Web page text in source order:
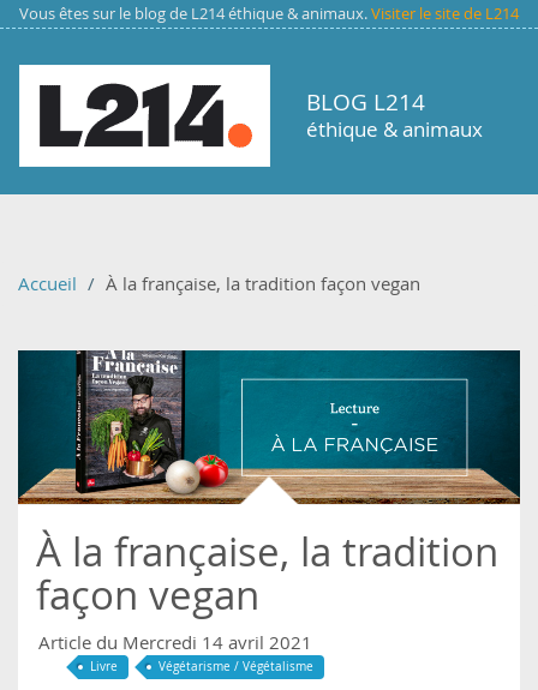
Aller au contenu principal
Vous êtes sur le blog de L214 éthique & animaux.Visiter le site de L214
BLOG L214
éthique & animaux
Accueil À la française, la tradition façon vegan
À la française, la tradition
façon vegan
Article du Mercredi 14 avril 2021
Livre Végétarisme / Végétalisme